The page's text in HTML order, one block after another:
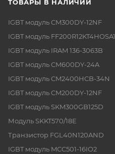
ТОВАРЫ В НАЛИЧИИ
IGBT модуль CM300DY-12NF
IGBT модуль FF200R12KT4HOSA1
IGBT модуль IRAM 136-3063B
IGBT модуль CM600DY-24A
IGBT модуль CM2400HCB-34N
IGBT модуль CM200DY-12NF
IGBT модуль SKM300GB125D
Модуль SKKT570/18E
Транзистор FGL40N120AND
IGBT модуль MCC501-16IO2